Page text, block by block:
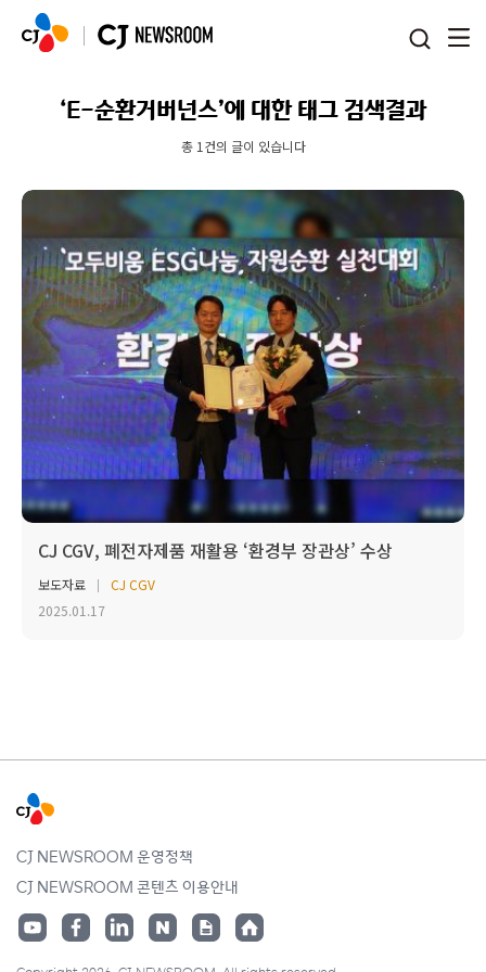
‘E-순환거버넌스’에 대한 태그 검색결과
총 1건의 글이 있습니다
CJ CGV, 폐전자제품 재활용 ‘환경부 장관상’ 수상
보도자료
CJ CGV
2025.01.17
CJ NEWSROOM 운영정책
CJ NEWSROOM 콘텐츠 이용안내